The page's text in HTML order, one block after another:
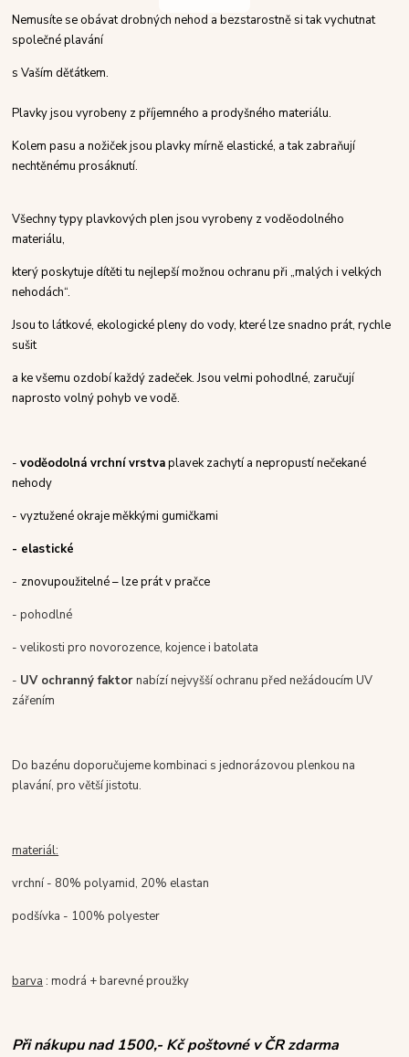
Nemusíte se obávat drobných nehod a bezstarostně si tak vychutnat
společné plavání
s Vaším děťátkem.
Plavky jsou vyrobeny z příjemného a prodyšného materiálu.
Kolem pasu a nožiček jsou plavky mírně elastické, a tak zabraňují
nechtěnému prosáknutí.
Všechny typy plavkových plen jsou vyrobeny z voděodolného
materiálu,
který poskytuje dítěti tu nejlepší možnou ochranu při „malých i velkých
nehodách“.
Jsou to látkové, ekologické pleny do vody, které lze snadno prát, rychle
sušit
a ke všemu ozdobí každý zadeček. Jsou velmi pohodlné, zaručují
naprosto volný pohyb ve vodě.
-voděodolná vrchní vrstvaplavek zachytí a nepropustí nečekané
nehody
- vyztužené okraje měkkými gumičkami
- elastické
- znovupoužitelné – lze prát v pračce
- pohodlné
- velikosti pro novorozence, kojence i batolata
- UV ochranný faktornabízí nejvyšší ochranu před nežádoucím UV
zářením
Do bazénu doporučujeme kombinaci s jednorázovou plenkou na
plavání, pro větší jistotu.
materiál:
vrchní - 80% polyamid, 20% elastan
podšívka - 100% polyester
barva : modrá + barevné proužky
Při nákupu nad 1500,- Kč poštovné v ČR zdarma